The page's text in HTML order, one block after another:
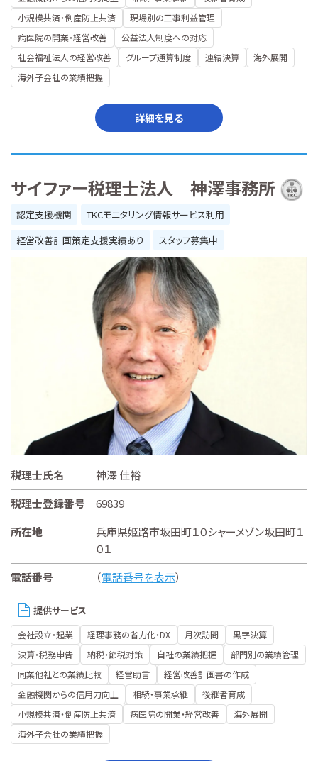
小規模共済・倒産防止共済
現場別の工事利益管理
病医院の開業・経営改善
公益法人制度への対応
社会福祉法人の経営改善
グループ通算制度 連結決算
海外展開
海外子会社の業績把握
詳細を見る
サイファー税理士法人 神澤事務所
認定支援機関
TKCモニタリング情報サービス利用
経営改善計画策定支援実績あり
スタッフ募集中
税理士氏名
神澤 佳裕
税理士登録番号
69839
所在地
兵庫県姫路市坂田町１０シャーメゾン坂田町１
０１
電話番号
（電話番号を表示）
提供サービス
会社設立・起業 経理事務の省力化・DX 月次訪問
黒字決算
決算・税務申告
納税・節税対策 自社の業績把握
部門別の業績管理
同業他社との業績比較
経営助言
経営改善計画書の作成
金融機関からの信用力向上
相続・事業承継
後継者育成
小規模共済・倒産防止共済
病医院の開業・経営改善
海外展開
海外子会社の業績把握